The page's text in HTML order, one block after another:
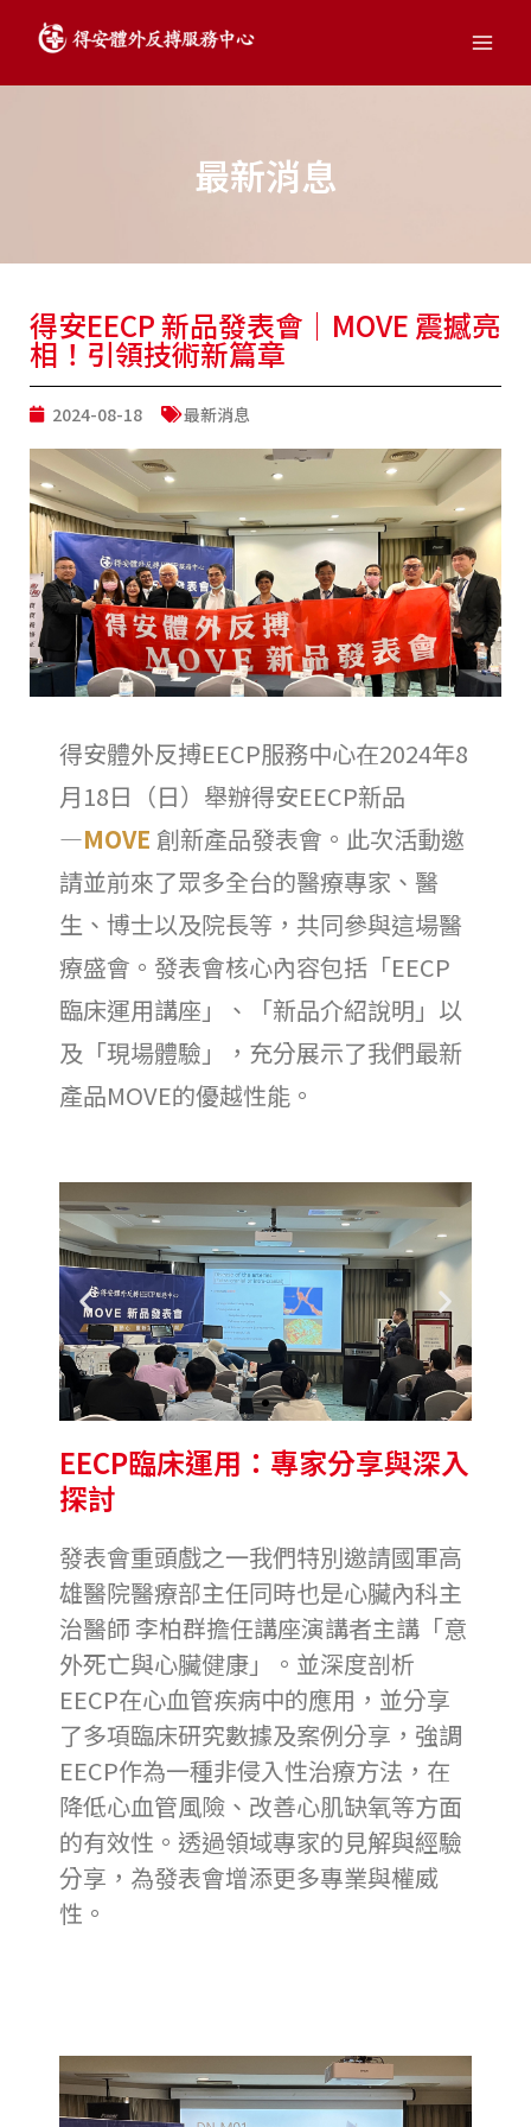
最新消息
得安EECP 新品發表會｜MOVE 震撼亮
相！引領技術新篇章
2024-08-18 最新消息
得安體外反搏EECP服務中心在2024年8
月18日（日）舉辦得安EECP新品
―MOVE 創新產品發表會。此次活動邀
請並前來了眾多全台的醫療專家、醫
生、博士以及院長等，共同參與這場醫
療盛會。發表會核心內容包括「EECP
臨床運用講座」、「新品介紹說明」以
及「現場體驗」，充分展示了我們最新
產品MOVE的優越性能。
Previous
slide
Next
slide
EECP臨床運用：專家分享與深入
探討
發表會重頭戲之一我們特別邀請國軍高
雄醫院醫療部主任同時也是心臟內科主
治醫師 李柏群擔任講座演講者主講「意
外死亡與心臟健康」。並深度剖析
EECP在心血管疾病中的應用，並分享
了多項臨床研究數據及案例分享，強調
EECP作為一種非侵入性治療方法，在
降低心血管風險、改善心肌缺氧等方面
的有效性。透過領域專家的見解與經驗
分享，為發表會增添更多專業與權威
性。